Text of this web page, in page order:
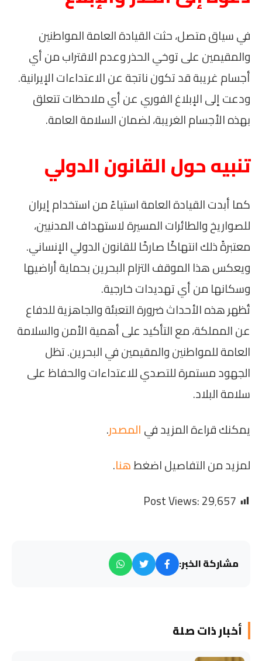
في سياق متصل، حثت القيادة العامة المواطنين
والمقيمين على توخي الحذر وعدم الاقتراب من أي
أجسام غريبة قد تكون ناتجة عن الاعتداءات الإيرانية.
ودعت إلى الإبلاغ الفوري عن أي ملاحظات تتعلق
بهذه الأجسام الغريبة، لضمان السلامة العامة.
تنبيه حول القانون الدولي
كما أبدت القيادة العامة استياءً من استخدام إيران
للصواريخ والطائرات المسيرة لاستهداف المدنيين،
معتبرةً ذلك انتهاكًا صارخًا للقانون الدولي الإنساني.
ويعكس هذا الموقف التزام البحرين بحماية أراضيها
وسكانها من أي تهديدات خارجية.
تُظهر هذه الأحداث ضرورة التعبئة والجاهزية للدفاع
عن المملكة، مع التأكيد على أهمية الأمن والسلامة
العامة للمواطنين والمقيمين في البحرين. تظل
الجهود مستمرة للتصدي للاعتداءات والحفاظ على
سلامة البلاد.
يمكنك قراءة المزيد فيالمصدر.
لمزيد من التفاصيل اضغطهنا.
Post Views:29٬657
مشاركة الخبر:
أخبار ذات صلة